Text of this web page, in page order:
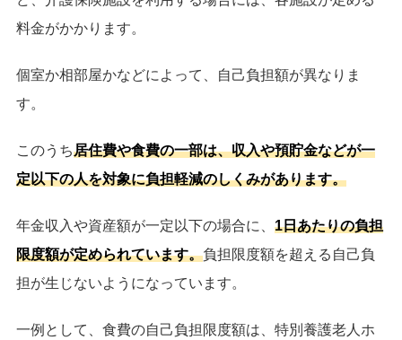
料金がかかります。
個室か相部屋かなどによって、自己負担額が異なりま
す。
このうち居住費や食費の一部は、収入や預貯金などが一
定以下の人を対象に負担軽減のしくみがあります。
年金収入や資産額が一定以下の場合に、 1日あたりの負担
限度額が定められています。負担限度額を超える自己負
担が生じないようになっています。
一例として、食費の自己負担限度額は、特別養護老人ホ